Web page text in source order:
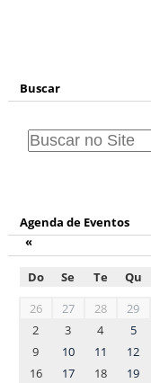
Buscar
Agenda de Eventos
«
Do Se Te Qu
26
27 28 29
2
3 4 5
9
10 11 12
16
17 18 19